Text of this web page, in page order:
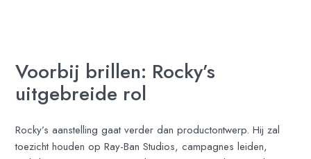
Voorbij brillen: Rocky’s
uitgebreide rol
Rocky’s aanstelling gaat verder dan productontwerp. Hij zal
toezicht houden op Ray-Ban Studios, campagnes leiden,